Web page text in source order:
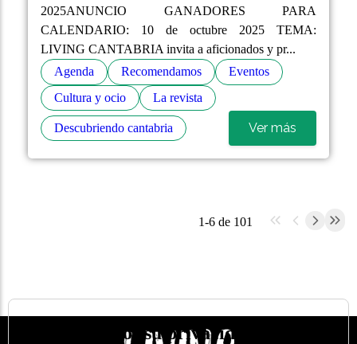
2025ANUNCIO GANADORES PARA
CALENDARIO: 10 de octubre 2025 TEMA:
LIVING CANTABRIA invita a aficionados y pr...
Agenda
Recomendamos
Eventos
Cultura y ocio
La revista
Descubriendo cantabria Ver más
1-6 de 101
Valoramos su privacidad